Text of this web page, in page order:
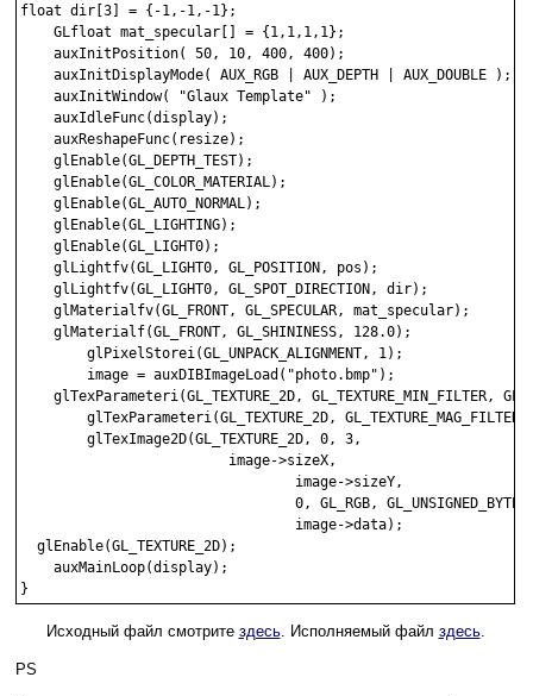
float dir[3] = {-1,-1,-1};
    GLfloat mat_specular[] = {1,1,1,1};
    auxInitPosition( 50, 10, 400, 400);
    auxInitDisplayMode( AUX_RGB | AUX_DEPTH | AUX_DOUBLE );
    auxInitWindow( "Glaux Template" );
    auxIdleFunc(display);
    auxReshapeFunc(resize);
    glEnable(GL_DEPTH_TEST);
    glEnable(GL_COLOR_MATERIAL);
    glEnable(GL_AUTO_NORMAL);
    glEnable(GL_LIGHTING);
    glEnable(GL_LIGHT0);
    glLightfv(GL_LIGHT0, GL_POSITION, pos);
    glLightfv(GL_LIGHT0, GL_SPOT_DIRECTION, dir);
    glMaterialfv(GL_FRONT, GL_SPECULAR, mat_specular);
    glMaterialf(GL_FRONT, GL_SHININESS, 128.0);
        glPixelStorei(GL_UNPACK_ALIGNMENT, 1);
        image = auxDIBImageLoad("photo.bmp");
glTexParameteri(GL_TEXTURE_2D, GL_TEXTURE_MIN_FILTER,
glTexParameteri(GL_TEXTURE_2D,
        glTexImage2D(GL_TEXTURE_2D, 0, 3,
                         image->sizeX,
                                 image->sizeY,
                                 0, GL_RGB, GL_UNSIGNED_BYTE,
                                 image->data);
  glEnable(GL_TEXTURE_2D);
    auxMainLoop(display);
Исходный файл смотрите здесь. Исполняемый файл здесь.
PS